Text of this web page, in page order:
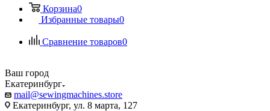
Корзина0
Избранные товары0
Сравнение товаров0
Ваш город
Екатеринбург
mail@sewingmachines.store
Екатеринбург, ул. 8 марта, 127